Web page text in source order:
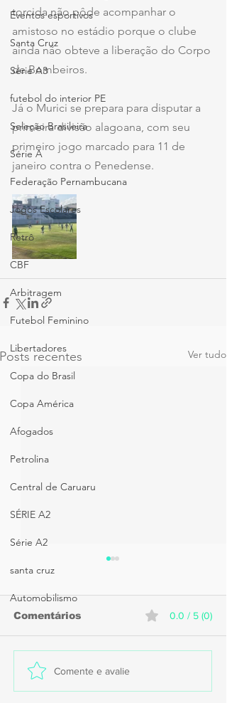
Eventos esportivos
Santa Cruz
Série A3
futebol do interior PE
Seleção Brasileira
Série A
Federação Pernambucana
Jogos Escolares
Retrô
CBF
Arbitragem
Futebol Feminino
Libertadores
Copa do Brasil
Copa América
Afogados
Petrolina
Central de Caruaru
SÉRIE A2
Série A2
santa cruz
Automobilismo
torcida não pôde acompanhar o
amistoso no estádio porque o clube
ainda não obteve a liberação do Corpo
de Bombeiros.
Já o Murici se prepara para disputar a
primeira divisão alagoana, com seu
primeiro jogo marcado para 11 de
janeiro contra o Penedense.
Posts recentes Ver tudo
Caruaru recebe
Comentários 0.0 / 5 (0)
Comente e avalie